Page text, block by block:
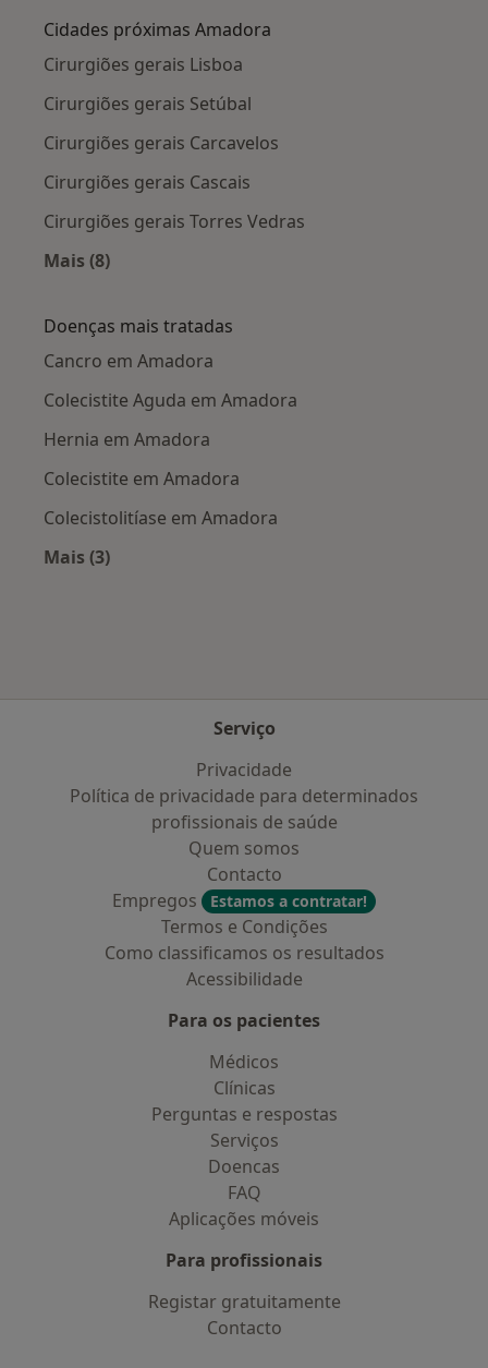
Cidades próximas Amadora
Cirurgiões gerais Lisboa
Cirurgiões gerais Setúbal
Cirurgiões gerais Carcavelos
Cirurgiões gerais Cascais
Cirurgiões gerais Torres Vedras
Mais (8)
Doenças mais tratadas
Cancro em Amadora
Colecistite Aguda em Amadora
Hernia em Amadora
Colecistite em Amadora
Colecistolitíase em Amadora
Mais (3)
Serviço
Privacidade
Política de privacidade para determinados
profissionais de saúde
Quem somos
Contacto
Empregos
Estamos a contratar!
Termos e Condições
Como classificamos os resultados
Acessibilidade
Para os pacientes
Médicos
Clínicas
Perguntas e respostas
Serviços
Doencas
FAQ
Aplicações móveis
Para profissionais
Registar gratuitamente
Contacto